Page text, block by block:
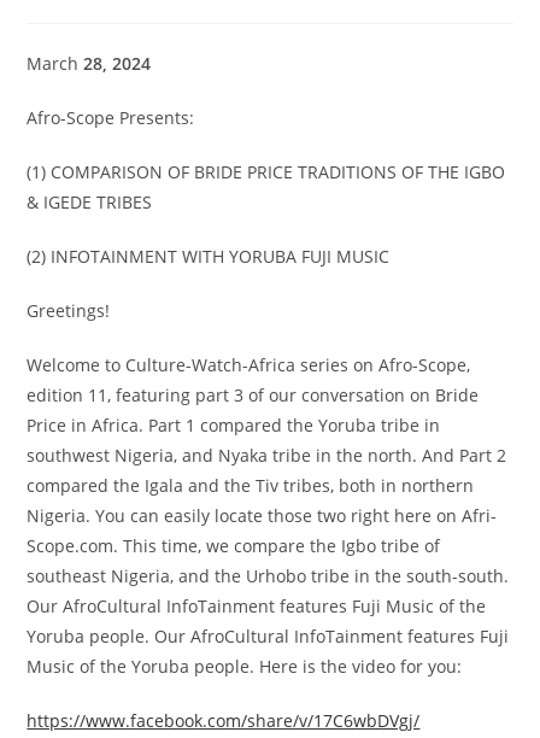
March 28, 2024
Afro-Scope Presents:
(1) COMPARISON OF BRIDE PRICE TRADITIONS OF THE IGBO
& IGEDE TRIBES
(2) INFOTAINMENT WITH YORUBA FUJI MUSIC
Greetings!
Welcome to Culture-Watch-Africa series on Afro-Scope,
edition 11, featuring part 3 of our conversation on Bride
Price in Africa. Part 1 compared the Yoruba tribe in
southwest Nigeria, and Nyaka tribe in the north. And Part 2
compared the Igala and the Tiv tribes, both in northern
Nigeria. You can easily locate those two right here on Afri-
Scope.com. This time, we compare the Igbo tribe of
southeast Nigeria, and the Urhobo tribe in the south-south.
Our AfroCultural InfoTainment features Fuji Music of the
Yoruba people. Our AfroCultural InfoTainment features Fuji
Music of the Yoruba people. Here is the video for you:
https://www.facebook.com/share/v/17C6wbDVgj/